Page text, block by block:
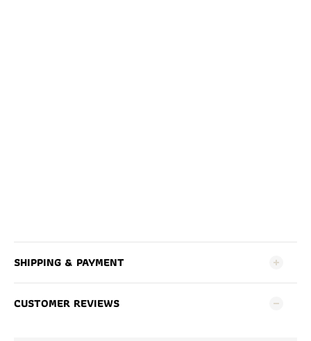
SHIPPING & PAYMENT
CUSTOMER REVIEWS